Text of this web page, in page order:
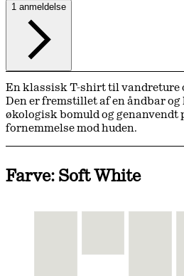
1 anmeldelse
En klassisk T-shirt til vandreture
Den er fremstillet af en åndbar
økologisk bomuld og genanvendt
fornemmelse mod huden.
Farve: Soft White